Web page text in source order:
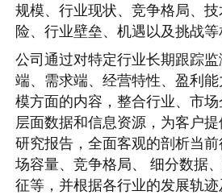
规模、行业现状、竞争格局、
险、行业壁垒、机遇以及挑战等
公司通过对特定行业长期跟踪
端、需求端、经营特性、盈利
模方面的内容，整合行业、市
层面数据和信息资源，为客户
研究报告，全面客观的剖析当
场容量、竞争格局、 细分数据
征等，并根据各行业的发展轨